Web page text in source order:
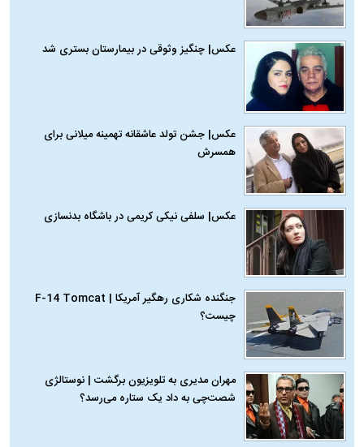
عکس| چنگیز وثوقی در بیمارستان بستری شد
عکس| جشن تولد عاشقانه تهمینه میلانی برای
همسرش
عکس| سلفی نیکی کریمی در باشگاه بدنسازی
جنگنده شکاری رهگیر آمریکا | F-14 Tomcat
چیست؟
مهران مدیری به تلویزیون برگشت | نوستالژی
شصت‌چی به داد یک ستاره می‌رسد؟